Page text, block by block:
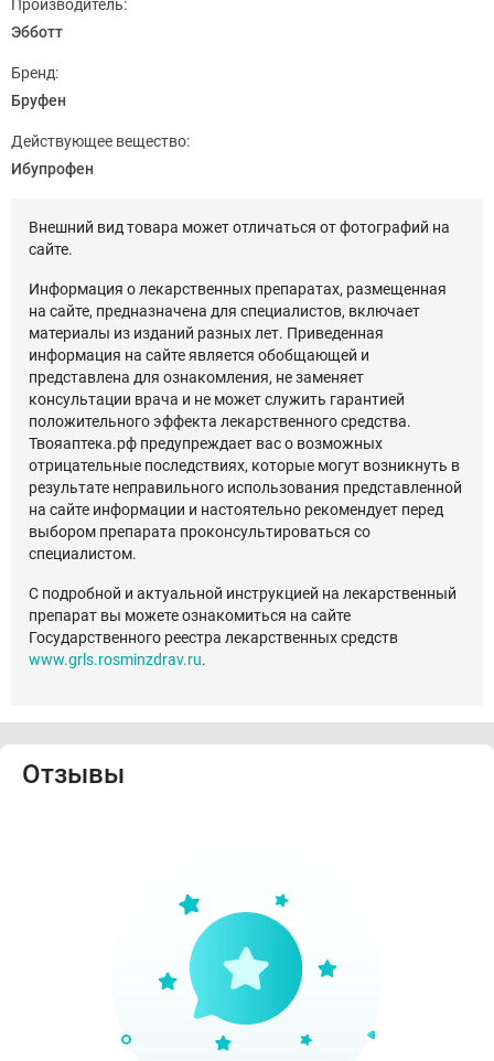
Производитель:
Эбботт
Бренд:
Бруфен
Действующее вещество:
Ибупрофен
Внешний вид товара может отличаться от фотографий на
сайте.
Информация о лекарственных препаратах, размещенная
на сайте, предназначена для специалистов, включает
материалы из изданий разных лет. Приведенная
информация на сайте является обобщающей и
представлена для ознакомления, не заменяет
консультации врача и не может служить гарантией
положительного эффекта лекарственного средства.
Твояаптека.рф предупреждает вас о возможных
отрицательные последствиях, которые могут возникнуть в
результате неправильного использования представленной
на сайте информации и настоятельно рекомендует перед
выбором препарата проконсультироваться со
специалистом.
С подробной и актуальной инструкцией на лекарственный
препарат вы можете ознакомиться на сайте
Государственного реестра лекарственных средств
www.grls.rosminzdrav.ru.
Отзывы